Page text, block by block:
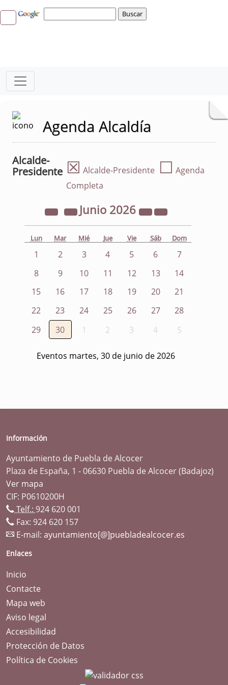
Agenda Alcaldía
Alcalde-
Presidente ☒ Alcalde-Presidente ☐ Agenda
Completa
Junio 2026
Lun Mar Mié Jue Vie Sáb Dom
1 2 3 4 5 6
7
8
9 10 11 12 13
14
15
16 17 18 19 20
21
22
23 24 25 26 27
28
29
30 1 2 3 4 5
Eventos martes, 30 de junio de 2026
Información
Ayuntamiento de Puebla de Alcocer
Plaza de España, 1 - 06630 Puebla de Alcocer (Badajoz)
Ver mapa
CIF: P0610200H
Telf.: 924 620 001
Fax: 924 620 157
E-mail: ayuntamiento[@]puebladealcocer.es
Enlaces
Inicio
Contacte
Mapa web
Aviso legal
Accesibilidad
Protección de Datos
Política de Cookies